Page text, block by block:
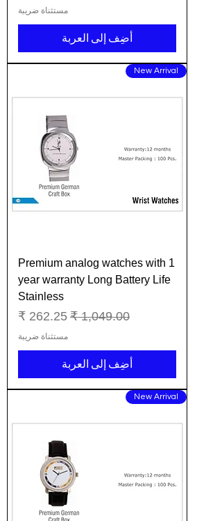
مستثناة ضريبة
أضِف إلى العربة
New Arrival
Premium analog watches with 1
year warranty Long Battery Life
Stainless
سعر عادي سعر البيع
مستثناة ضريبة
أضِف إلى العربة
New Arrival